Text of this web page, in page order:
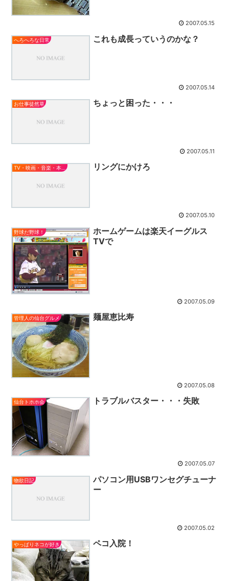
2007.05.15
へろへろな日常 これも成長っていうのかな？
2007.05.14
お仕事徒然草 ちょっと困った・・・
2007.05.11
TV・映画・音楽・本とか リングにかけろ
2007.05.10
野球だ野球！
ホームゲームは楽天イーグルス
TVで
2007.05.09
管理人の仙台グルメ 麺屋恵比寿
2007.05.08
仙台トホホ会 トラブルバスター・・・失敗
2007.05.07
物欲日記
パソコン用USBワンセグチューナ
ー
2007.05.02
やっぱりネコが好き ペコ入院！